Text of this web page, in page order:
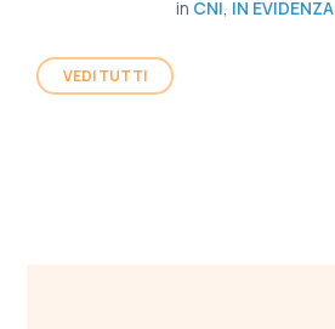
in CNI, IN EVIDENZA
VEDI TUTTI